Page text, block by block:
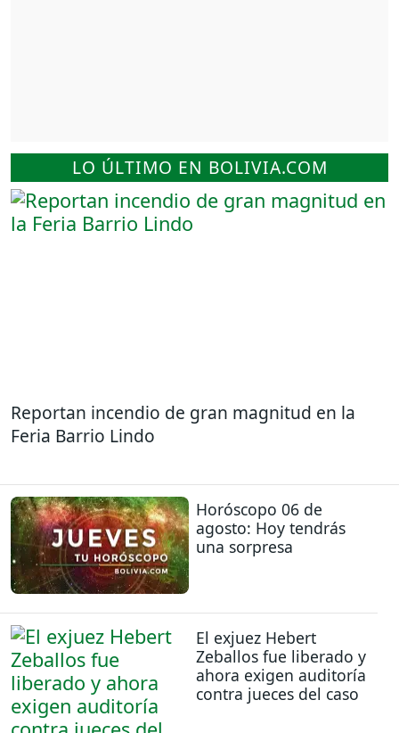
LO ÚLTIMO EN BOLIVIA.COM
Reportan incendio de gran magnitud en la
Feria Barrio Lindo
Horóscopo 06 de
agosto: Hoy tendrás
una sorpresa
El exjuez Hebert
Zeballos fue liberado y
ahora exigen auditoría
contra jueces del caso